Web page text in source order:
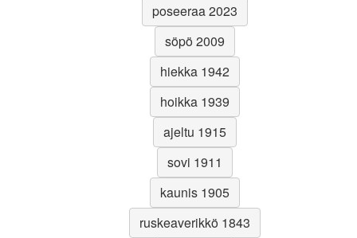
poseeraa 2023
söpö 2009
hiekka 1942
hoikka 1939
ajeltu 1915
sovi 1911
kaunis 1905
ruskeaverikkö 1843